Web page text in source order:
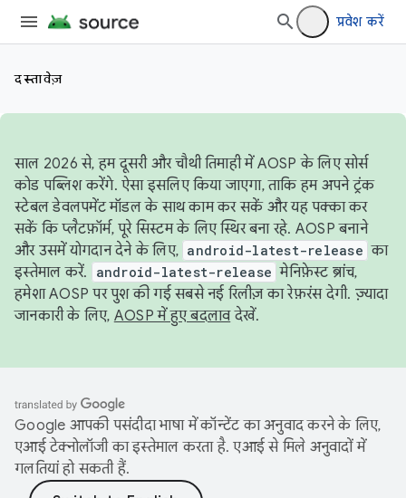
प्रवेश करें
दस्तावेज़
साल 2026 से, हम दूसरी और चौथी तिमाही में AOSP के लिए सोर्स
कोड पब्लिश करेंगे. ऐसा इसलिए किया जाएगा, ताकि हम अपने ट्रंक
स्टेबल डेवलपमेंट मॉडल के साथ काम कर सकें और यह पक्का कर
सकें कि प्लैटफ़ॉर्म, पूरे सिस्टम के लिए स्थिर बना रहे. AOSP बनाने
और उसमें योगदान देने के लिए, android-latest-release का
इस्तेमाल करें.
android-latest-release मेनिफ़ेस्ट ब्रांच,
हमेशा AOSP पर पुश की गई सबसे नई रिलीज़ का रेफ़रंस देगी. ज़्यादा
जानकारी के लिए, AOSP में हुए बदलावदेखें.
Google आपकी पसंदीदा भाषा में कॉन्टेंट का अनुवाद करने के लिए,
एआई टेक्नोलॉजी का इस्तेमाल करता है. एआई से मिले अनुवादों में
गलतियां हो सकती हैं.